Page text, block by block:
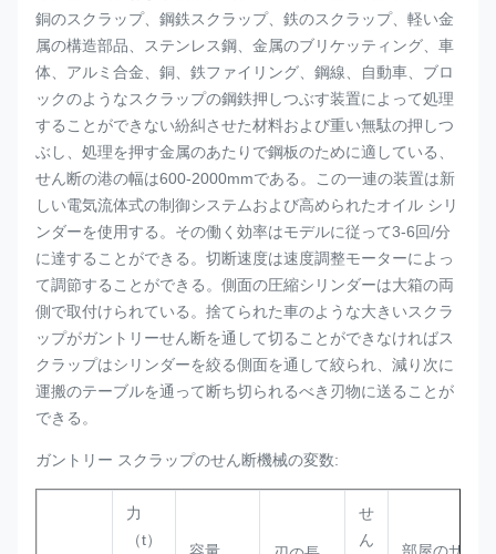
銅のスクラップ、鋼鉄スクラップ、鉄のスクラップ、軽い金
属の構造部品、ステンレス鋼、金属のブリケッティング、車
体、アルミ合金、銅、鉄ファイリング、鋼線、自動車、ブロ
ックのようなスクラップの鋼鉄押しつぶす装置によって処理
することができない紛糾させた材料および重い無駄の押しつ
ぶし、処理を押す金属のあたりで鋼板のために適している、
せん断の港の幅は600-2000mmである。この一連の装置は新
しい電気流体式の制御システムおよび高められたオイル シリ
ンダーを使用する。その働く効率はモデルに従って3-6回/分
に達することができる。 切断速度は速度調整モーターによっ
て調節することができる。側面の圧縮シリンダーは大箱の両
側で取付けられている。捨てられた車のような大きいスクラ
ップがガントリーせん断を通して切ることができなければス
クラップはシリンダーを絞る側面を通して絞られ、減り次に
運搬のテーブルを通って断ち切られるべき刃物に送ることが
できる。
ガントリー スクラップのせん断機械の変数:
力
（t）
せ
ん